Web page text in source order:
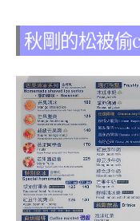
秋剛的松被偷